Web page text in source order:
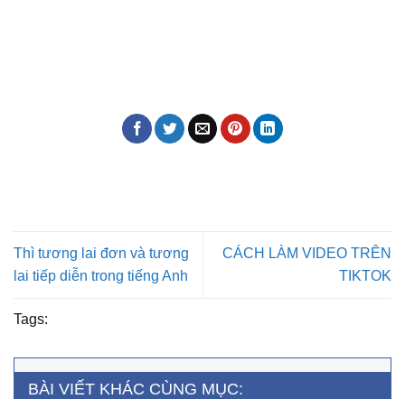
Thì tương lai đơn và tương
lai tiếp diễn trong tiếng Anh
CÁCH LÀM VIDEO TRÊN
TIKTOK
Tags:
BÀI VIẾT KHÁC CÙNG MỤC: